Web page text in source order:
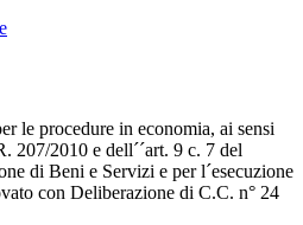
le procedure in economia, ai sensi
207/2010 e dell´´art. 9 c. 7 del
di Beni e Servizi e per l´esecuzione
con Deliberazione di C.C. n° 24